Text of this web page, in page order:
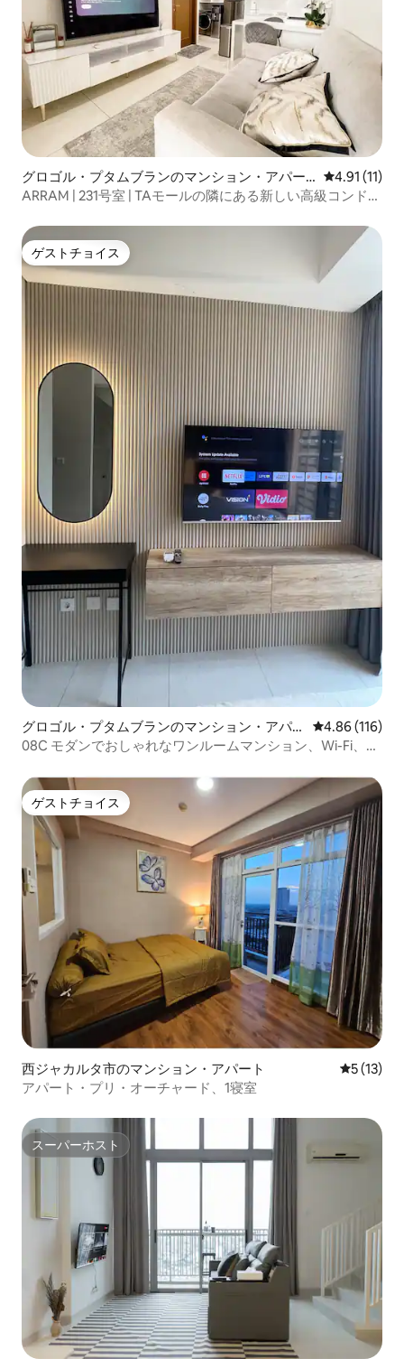
グロゴル・プタムブランのマンション・アパー
ト
レビュー11
4.91 (11)
ARRAM | 231号室 | TAモールの隣にある新しい高級コンドミ
ゲストチョイス
ゲストチョイス
グロゴル・プタムブランのマンション・アパー
ト
レビュー116
4.86 (116)
08C モダンでおしゃれなワンルームマンション、Wi-Fi、50
ゲストチョイス
ゲストチョイス
西ジャカルタ市のマンション・アパート レビュー
5 (13)
アパート・プリ・オーチャード、1寝室
スーパーホスト
スーパーホスト